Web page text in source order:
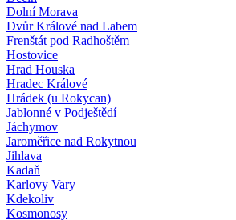
Dolní Morava
Dvůr Králové nad Labem
Frenštát pod Radhoštěm
Hostovice
Hrad Houska
Hradec Králové
Hrádek (u Rokycan)
Jablonné v Podještědí
Jáchymov
Jaroměřice nad Rokytnou
Jihlava
Kadaň
Karlovy Vary
Kdekoliv
Kosmonosy